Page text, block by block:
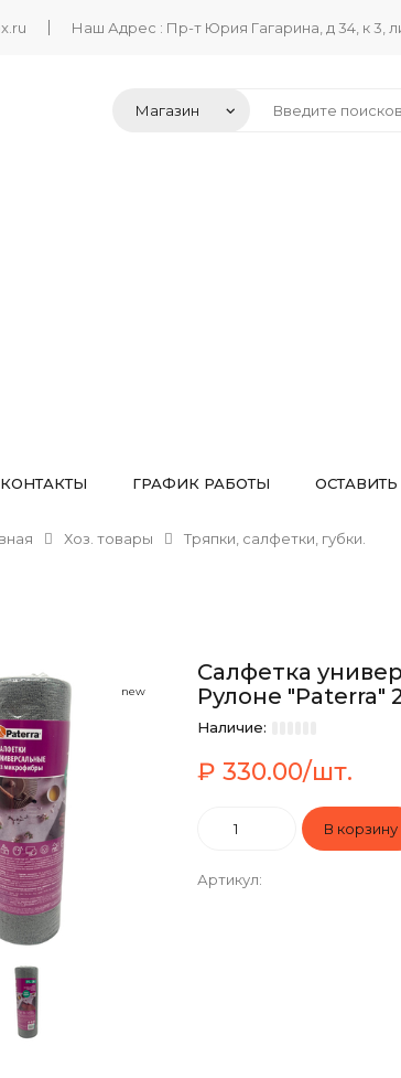
Наш Адрес : Пр-т Юрия Гагарина, д 34, к 3,
КОНТАКТЫ ГРАФИК РАБОТЫ
Хоз. товары Тряпки, салфетки, губки.
new
Салфетка
Рулоне "Paterra"
Наличие:
₽ 330.00/шт.
Артикул: